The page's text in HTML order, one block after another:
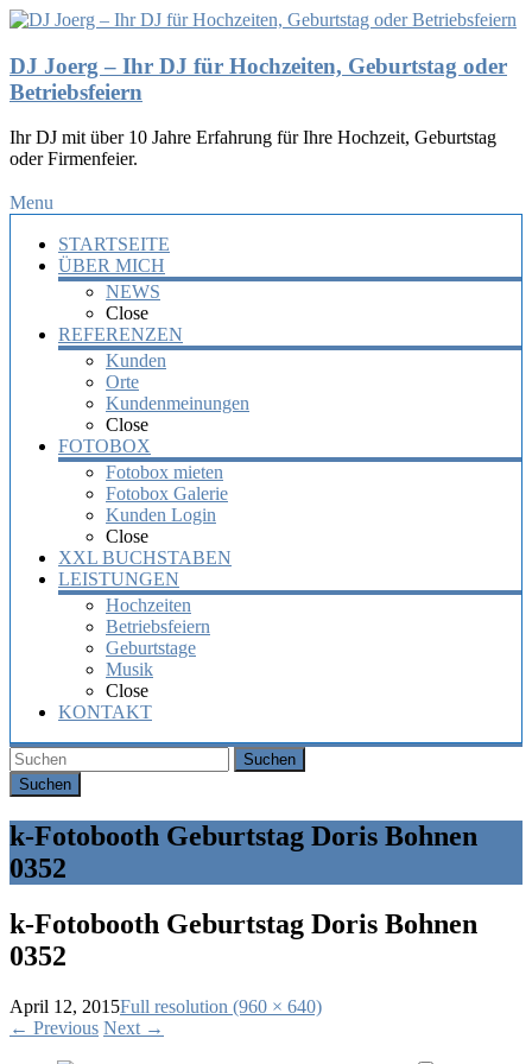
DJ Joerg – Ihr DJ für Hochzeiten, Geburtstag oder
Betriebsfeiern
Ihr DJ mit über 10 Jahre Erfahrung für Ihre Hochzeit, Geburtstag
oder Firmenfeier.
Menu
STARTSEITE
ÜBER MICH
NEWS
Close
REFERENZEN
Kunden
Orte
Kundenmeinungen
Close
FOTOBOX
Fotobox mieten
Fotobox Galerie
Kunden Login
Close
XXL BUCHSTABEN
LEISTUNGEN
Hochzeiten
Betriebsfeiern
Geburtstage
Musik
Close
KONTAKT
Suchen
k-Fotobooth Geburtstag Doris Bohnen
0352
k-Fotobooth Geburtstag Doris Bohnen
0352
April 12, 2015Full resolution (960 × 640)
← Previous Next →